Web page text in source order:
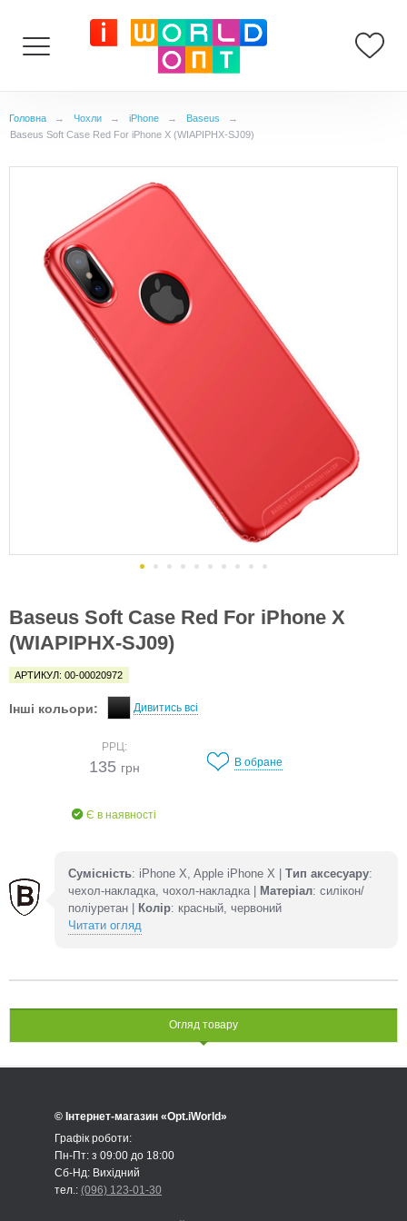
Головна → Чохли → iPhone → Baseus
→
Baseus Soft Case Red For iPhone X (WIAPIPHX-SJ09)
Baseus Soft Case Red For iPhone X
(WIAPIPHX-SJ09)
АРТИКУЛ: 00-00020972
Інші кольори: Дивитись всі
РРЦ:
135 грн
Є в наявності
В обране
Сумісність: iPhone X, Apple iPhone X | Тип аксесуару:
чехол-накладка, чохол-накладка |
Матеріал: силікон/
поліуретан |
Колір: красный, червоний
Читати огляд
Огляд товару
© Інтернет-магазин «Opt.iWorld»
Графік роботи:
Пн-Пт: з 09:00 до 18:00
Сб-Нд: Вихідний
тел.: (096) 123-01-30